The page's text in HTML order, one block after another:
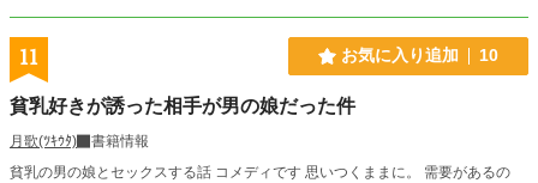
11 お気に入り追加 10
貧乳好きが誘った相手が男の娘だった件
月歌(ﾂｷｳﾀ)
書籍情報
貧乳の男の娘とセックスする話 コメディです 思いつくままに。 需要があるの